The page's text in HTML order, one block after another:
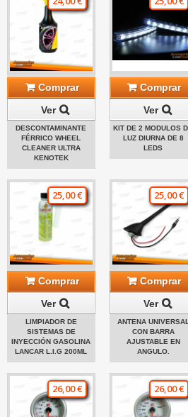
Comprar
Ver
DESCONTAMINANTE
FÉRRICO WHEEL
CLEANER ULTRA
KENOTEK
Comprar
Ver
KIT DE 2 MODULOS
LUZ DIURNA DE 8
LEDS
25,00 €
Comprar
Ver
LIMPIADOR DE
SISTEMAS DE
INYECCIÓN GASOLINA
LANCAR L.I.G 200ML
25,00 €
Comprar
Ver
ANTENA
CON BARRA
AJUSTABLE EN
ANGULO.
26,00 € 26,00 €